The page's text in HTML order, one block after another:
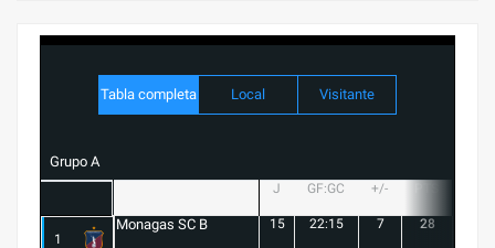
Tabla completa Local Visitante
Grupo A
J GF:GC +/-
1
Monagas SC B 15 22:15 7 28